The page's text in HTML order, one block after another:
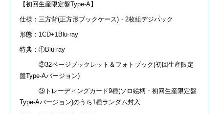
【初回生産限定盤Type-A】
仕様：三方背(正方形ブックケース) ・ 2枚組デジパック
形態： 1CD+1Blu-ray
特典：①Blu-ray
②32ページブックレット＆フォトブック(初回生産限定
盤Type-Aバージョン)
③トレーディングカード9種(ソロ絵柄・初回生産限定盤
Type-Aバージョン)のうち1種ランダム封入